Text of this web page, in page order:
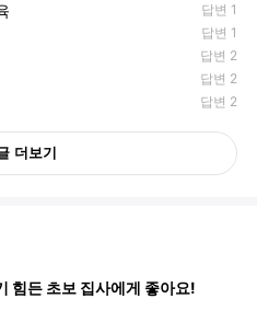
답변 1
답변 1
답변 2
답변 2
답변 2
더보기
힘든 초보 집사에게 좋아요!